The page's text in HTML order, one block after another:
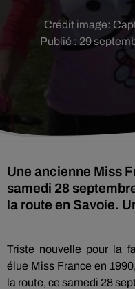
Publié : 29
Crédit image:
Une ancienne Miss
samedi 28
la route en Savoie.
Triste nouvelle pour la
élue Miss France en
la route, ce samedi 28